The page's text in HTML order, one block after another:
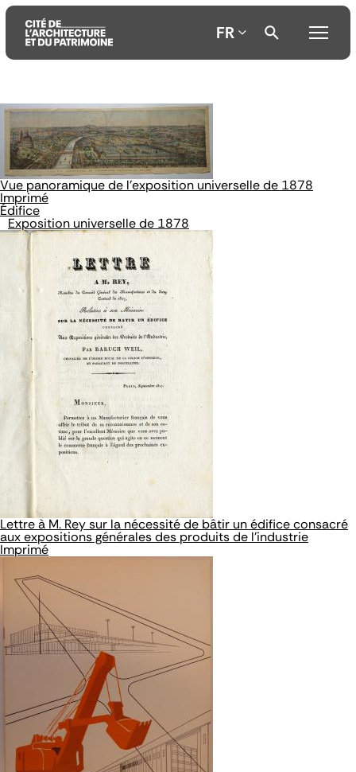
Aller
au
contenu
principal
Aller
au
menu
principal
Aller
la
recherche
FR
Vue panoramique de l'exposition universelle de 1878
Imprimé
Édifice
Exposition universelle de 1878
Lettre à M. Rey sur la nécessité de bâtir un édifice consacré
aux expositions générales des produits de l'industrie
Imprimé